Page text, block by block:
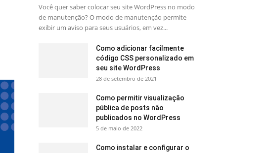
Você quer saber colocar seu site WordPress no modo
de manutenção? O modo de manutenção permite
exibir um aviso para seus usuários, em vez...
Como adicionar facilmente
código CSS personalizado em
seu site WordPress
28 de setembro de 2021
Como permitir visualização
pública de posts não
publicados no WordPress
5 de maio de 2022
Como instalar e configurar o